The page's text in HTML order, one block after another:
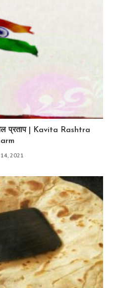
प्रताप | Kavita Rashtra
2021